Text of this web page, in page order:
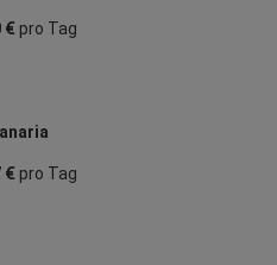
€pro Tag
€pro Tag